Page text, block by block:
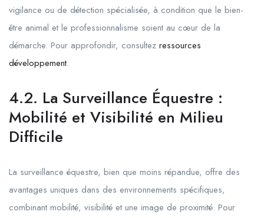
vigilance ou de détection spécialisée, à condition que le bien-
être animal et le professionnalisme soient au cœur de la
démarche. Pour approfondir, consultez ressources
développement.
4.2. La Surveillance Équestre :
Mobilité et Visibilité en Milieu
Difficile
La surveillance équestre, bien que moins répandue, offre des
avantages uniques dans des environnements spécifiques,
combinant mobilité, visibilité et une image de proximité. Pour